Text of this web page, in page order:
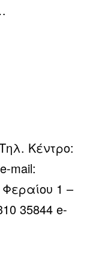
Κέντρο:
mail:
1 –
35844 e-